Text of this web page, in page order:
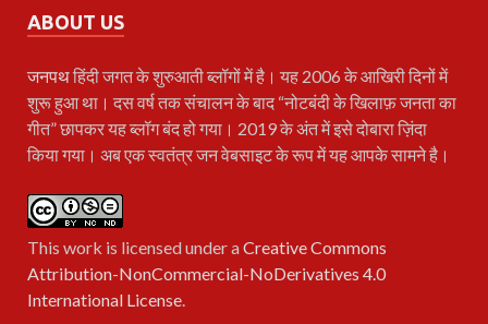
ABOUT US
जनपथहिंदी जगत के शुरुआती ब्लॉगों में है। यह 2006 के आखिरी दिनों में
शुरू हुआ था। दस वर्ष तक संचालन के बाद “नोटबंदी के खिलाफ़ जनता का
गीत” छापकर यह ब्लॉग बंद हो गया। 2019 के अंत में इसे दोबारा ज़िंदा
किया गया। अब एक स्वतंत्र जन वेबसाइट के रूप में यह आपके सामने है।
This work is licensed under aCreative Commons
Attribution-NonCommercial-NoDerivatives 4.0
International License.